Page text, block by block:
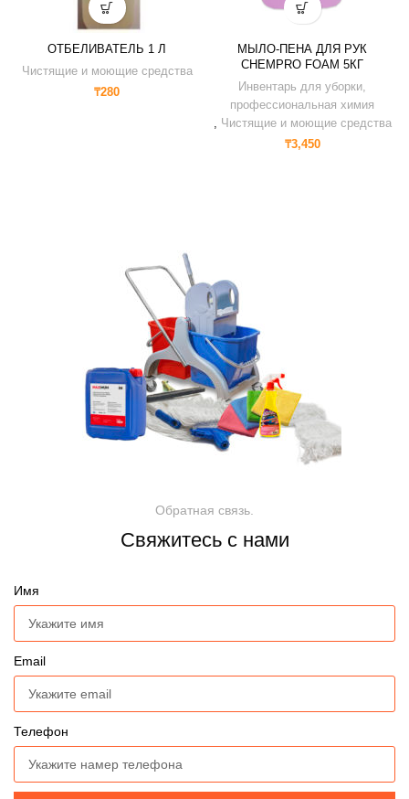
ОТБЕЛИВАТЕЛЬ 1 Л
Чистящие и моющие средства
₸280
МЫЛО-ПЕНА ДЛЯ РУК
CHEMPRO FOAM 5КГ
Инвентарь для уборки,
профессиональная химия
, Чистящие и моющие средства
₸3,450
Обратная связь.
Свяжитесь с нами
Имя
Email
Телефон